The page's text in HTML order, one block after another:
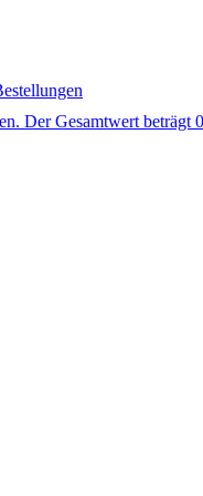
Der Gesamtwert beträgt